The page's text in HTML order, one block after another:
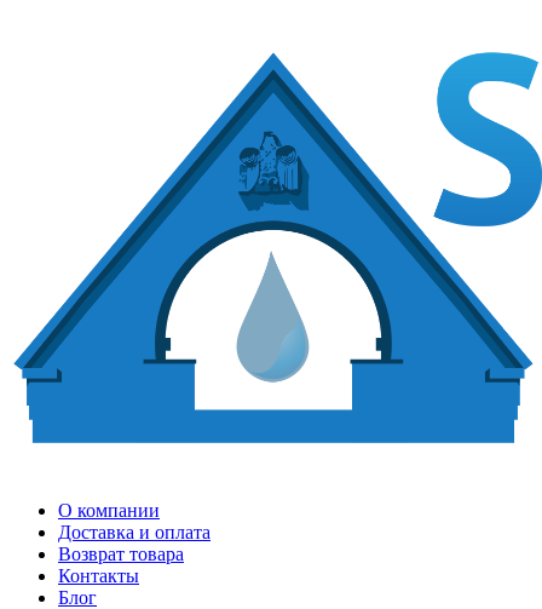
О компании
Доставка и оплата
Возврат товара
Контакты
Блог